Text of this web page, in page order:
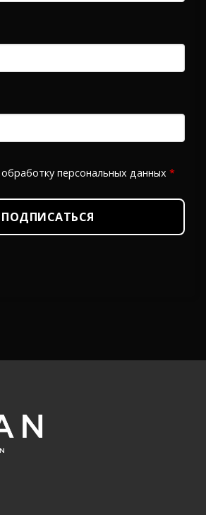
обработку персональных данных *
ПОДПИСАТЬСЯ